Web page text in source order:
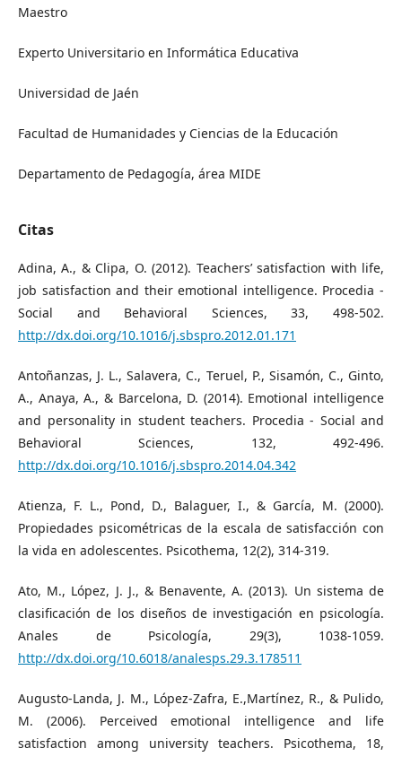
Maestro
Experto Universitario en Informática Educativa
Universidad de Jaén
Facultad de Humanidades y Ciencias de la Educación
Departamento de Pedagogía, área MIDE
Citas
Adina, A., & Clipa, O. (2012). Teachers’ satisfaction with life,
job satisfaction and their emotional intelligence. Procedia -
Social and Behavioral Sciences, 33, 498-502.
http://dx.doi.org/10.1016/j.sbspro.2012.01.171
Antoñanzas, J. L., Salavera, C., Teruel, P., Sisamón, C., Ginto,
A., Anaya, A., & Barcelona, D. (2014). Emotional intelligence
and personality in student teachers. Procedia - Social and
Behavioral Sciences, 132, 492-496.
http://dx.doi.org/10.1016/j.sbspro.2014.04.342
Atienza, F. L., Pond, D., Balaguer, I., & García, M. (2000).
Propiedades psicométricas de la escala de satisfacción con
la vida en adolescentes. Psicothema, 12(2), 314-319.
Ato, M., López, J. J., & Benavente, A. (2013). Un sistema de
clasificación de los diseños de investigación en psicología.
Anales de Psicología, 29(3), 1038-1059.
http://dx.doi.org/10.6018/analesps.29.3.178511
Augusto-Landa, J. M., López-Zafra, E.,Martínez, R., & Pulido,
M. (2006). Perceived emotional intelligence and life
satisfaction among university teachers. Psicothema, 18,